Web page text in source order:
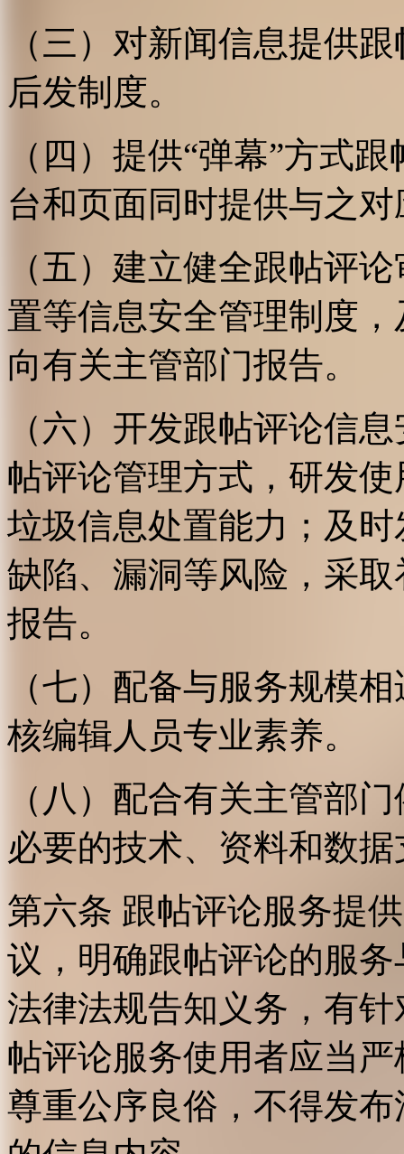
（三）对新闻信息提供
后发制度。
（四）提供“弹幕”方式
台和页面同时提供与之
（五）建立健全跟帖评
置等信息安全管理制度
向有关主管部门报告。
（六）开发跟帖评论信
帖评论管理方式，研发
垃圾信息处置能力；及
缺陷、漏洞等风险，采
报告。
（七）配备与服务规模
核编辑人员专业素养。
（八）配合有关主管部
必要的技术、资料和数
第六条 跟帖评论服务提
议，明确跟帖评论的服
法律法规告知义务，有
帖评论服务使用者应当
尊重公序良俗，不得发